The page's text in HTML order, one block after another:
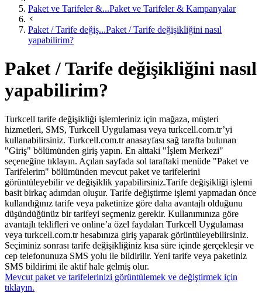
Paket ve Tarifeler &...Paket ve Tarifeler & Kampanyalar
Paket / Tarife değiş...Paket / Tarife değişikliğini nasıl
yapabilirim?
Paket / Tarife değişikliğini nasıl
yapabilirim?
Turkcell tarife değişikliği işlemleriniz için mağaza, müşteri
hizmetleri, SMS, Turkcell Uygulaması veya turkcell.com.tr’yi
kullanabilirsiniz. Turkcell.com.tr anasayfası sağ tarafta bulunan
"Giriş" bölümünden giriş yapın. En alttaki "İşlem Merkezi"
seçeneğine tıklayın. Açılan sayfada sol taraftaki menüde "Paket ve
Tarifelerim" bölümünden mevcut paket ve tarifelerini
görüntüleyebilir ve değişiklik yapabilirsiniz.Tarife değişikliği işlemi
basit birkaç adımdan oluşur. Tarife değiştirme işlemi yapmadan önce
kullandığınız tarife veya paketinize göre daha avantajlı olduğunu
düşündüğünüz bir tarifeyi seçmeniz gerekir. Kullanımınıza göre
avantajlı teklifleri ve online’a özel faydaları Turkcell Uygulaması
veya turkcell.com.tr hesabınıza giriş yaparak görüntüleyebilirsiniz.
Seçiminiz sonrası tarife değişikliğiniz kısa süre içinde gerçekleşir ve
cep telefonunuza SMS yolu ile bildirilir. Yeni tarife veya paketiniz
SMS bildirimi ile aktif hale gelmiş olur.
Mevcut paket ve tarifelerinizi görüntülemek ve değiştirmek için
tıklayın.